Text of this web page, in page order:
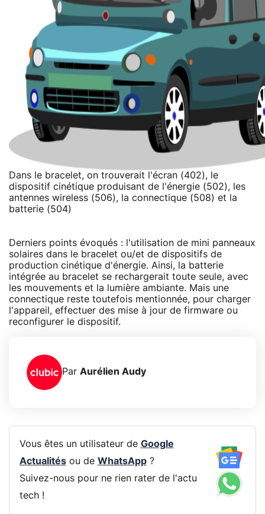
Dans le bracelet, on trouverait l'écran (402), le
dispositif cinétique produisant de l'énergie (502), les
antennes wireless (506), la connectique (508) et la
batterie (504)
Derniers points évoqués : l'utilisation de mini panneaux
solaires dans le bracelet ou/et de dispositifs de
production cinétique d'énergie. Ainsi, la batterie
intégrée au bracelet se rechargerait toute seule, avec
les mouvements et la lumière ambiante. Mais une
connectique reste toutefois mentionnée, pour charger
l'appareil, effectuer des mise à jour de firmware ou
reconfigurer le dispositif.
Par Aurélien Audy
Vous êtes un utilisateur de Google
Actualitésou de WhatsApp?
Suivez-nous pour ne rien rater de l'actu
tech !